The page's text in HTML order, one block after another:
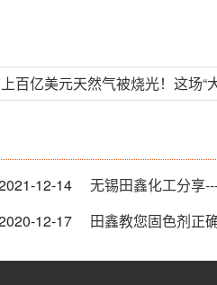
百亿美元天然气被烧光！这场“
12-14 无锡田鑫化工分享
12-17 田鑫教您固色剂正